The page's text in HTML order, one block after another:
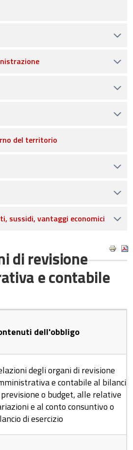
del territorio
sussidi, vantaggi economici
di revisione
e contabile
dell'obbligo
degli organi di revisione
e contabile al bilancio
o budget, alle relative
e al conto consuntivo o
di esercizio